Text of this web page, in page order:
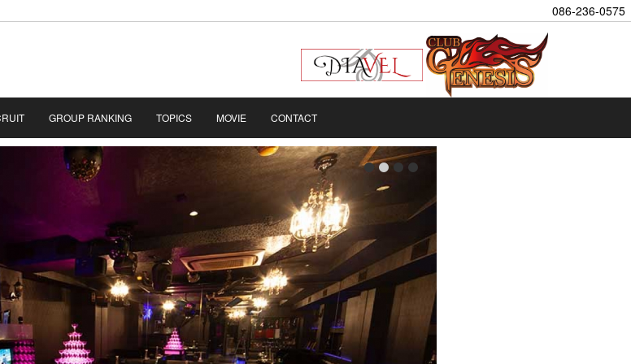
086-236-0575
GROUP RANKING TOPICS MOVIE CONTACT